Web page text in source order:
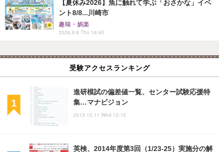
【夏休み2026】魚に触れて学ぶ「おさかな」イベ
ント8/8...川崎市
趣味・娯楽
2026.8.6 Thu 16:45
受験アクセスランキング
進研模試の偏差値一覧、センター試験応援特
集…マナビジョン
2013.12.11 Wed 12:15
英検、2014年度第3回（1/23-25）実施分の解